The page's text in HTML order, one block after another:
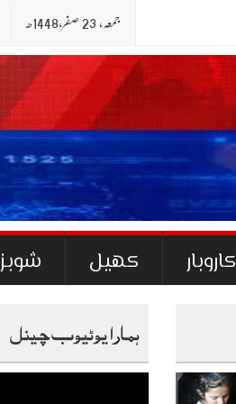
جمعہ‬‮, 23 صفر‬,1448ھ
کاروبار کھیل شوبز
ہمارا یوٹیوب چینل